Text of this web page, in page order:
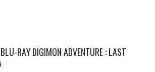
RAY DIGIMON ADVENTURE : LAST